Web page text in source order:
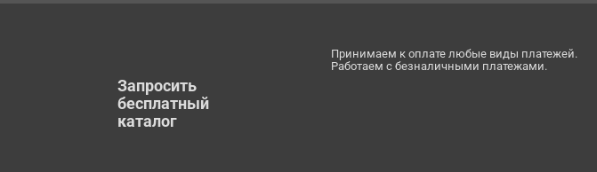
Запросить
бесплатный
каталог
Принимаем к оплате любые виды платежей.
Работаем с безналичными платежами.